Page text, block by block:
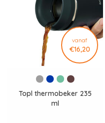
vanaf
€16,20
Topl thermobeker 235
ml